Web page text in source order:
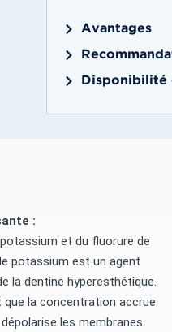
Avantages
Disponibilité
:
et du fluorure de
potassium est un agent
la dentine hyperesthétique.
la concentration accrue
les membranes